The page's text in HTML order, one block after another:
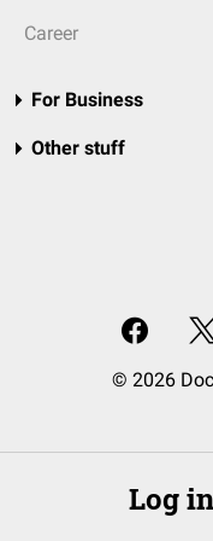
Career
For Business
Other stuff
© 2026
Log